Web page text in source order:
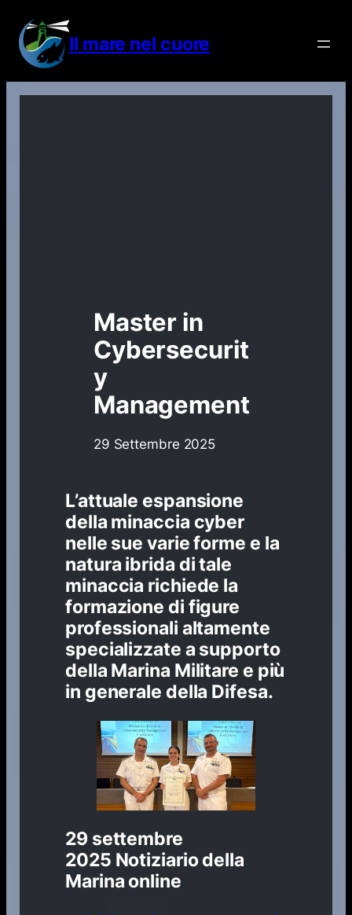
contenuto
Il mare nel cuore
Master in
Cybersecurit
y
Management
29 Settembre 2025
L’attuale espansione
della minaccia cyber
nelle sue varie forme e la
natura ibrida di tale
minaccia richiede la
formazione di figure
professionali altamente
specializzate a supporto
della Marina Militare e più
in generale della Difesa.
29 settembre
2025 Notiziario della
Marina online